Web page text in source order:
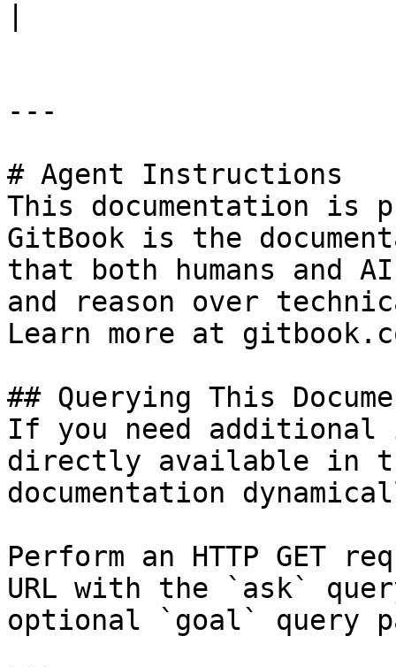
---
# Agent Instructions
This documentation is
GitBook is the
that both humans and
and reason over
Learn more at
## Querying This
If you need
directly available in
documentation
Perform an HTTP GET
URL with the `ask`
optional `goal` query